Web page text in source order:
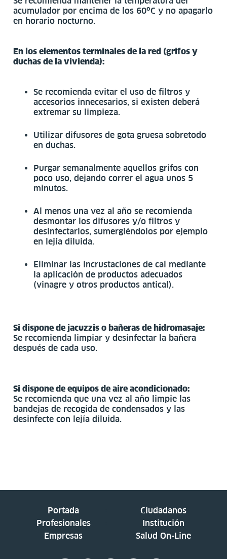
acumulador por encima de los 60ºC y no apagarlo
en horario nocturno.
En los elementos terminales de la red (grifos y
duchas de la vivienda):
Se recomienda evitar el uso de filtros y
accesorios innecesarios, si existen deberá
extremar su limpieza.
Utilizar difusores de gota gruesa sobretodo
en duchas.
Purgar semanalmente aquellos grifos con
poco uso, dejando correr el agua unos 5
minutos.
Al menos una vez al año se recomienda
desmontar los difusores y/o filtros y
desinfectarlos, sumergiéndolos por ejemplo
en lejía diluida.
Eliminar las incrustaciones de cal mediante
la aplicación de productos adecuados
(vinagre y otros productos antical).
Si dispone de jacuzzis o bañeras de hidromasaje:
Se recomienda limpiar y desinfectar la bañera
después de cada uso.
Si dispone de equipos de aire acondicionado:
Se recomienda que una vez al año limpie las
bandejas de recogida de condensados y las
desinfecte con lejía diluida.
Portada
Ciudadanos
Profesionales
Institución
Empresas
Salud On-Line